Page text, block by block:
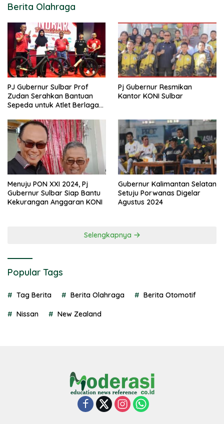
Berita Olahraga
PJ Gubernur Sulbar Prof
Zudan Serahkan Bantuan
Sepeda untuk Atlet Berlaga
Pj Gubernur Resmikan
Kantor KONI Sulbar
Menuju PON XXI 2024, Pj
Gubernur Sulbar Siap Bantu
Kekurangan Anggaran KONI
Gubernur Kalimantan Selatan
Setuju Porwanas Digelar
Agustus 2024
Selengkapnya
Popular Tags
Tag Berita Berita Olahraga Berita Otomotif
Nissan New Zealand